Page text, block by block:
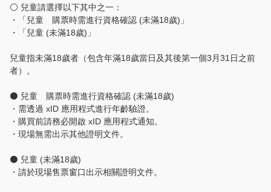
⚪ 兒童請選擇以下其中之一：
・「兒童 購票時需進行資格確認 (未滿18歲)」
・「兒童 (未滿18歲)」
兒童指未滿18歲者（包含年滿18歲當日及其後第一個3月31日之前
者）。
⚫ 兒童 購票時需進行資格確認 (未滿18歲)
・需透過 xID 應用程式進行年齡驗證。
・購買前請務必開啟 xID 應用程式通知。
・現場無需出示其他證明文件。
⚫ 兒童 (未滿18歲)
・請於現場售票窗口出示相關證明文件。